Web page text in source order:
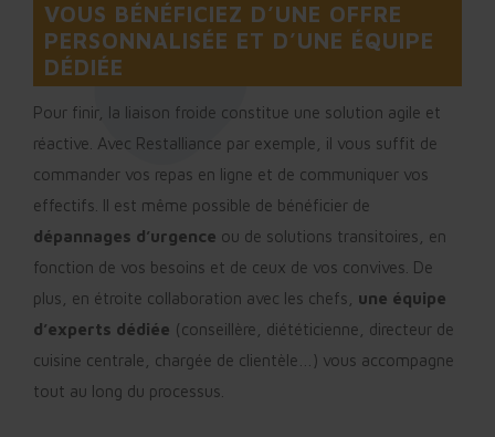
VOUS BÉNÉFICIEZ D’UNE OFFRE
PERSONNALISÉE ET D’UNE ÉQUIPE
DÉDIÉE
Pour finir, la liaison froide constitue une solution agile et
réactive. Avec Restalliance par exemple, il vous suffit de
commander vos repas en ligne et de communiquer vos
effectifs. Il est même possible de bénéficier de
dépannages d’urgence ou de solutions transitoires, en
fonction de vos besoins et de ceux de vos convives. De
plus, en étroite collaboration avec les chefs, une équipe
d’experts dédiée (conseillère, diététicienne, directeur de
cuisine centrale, chargée de clientèle…) vous accompagne
tout au long du processus.